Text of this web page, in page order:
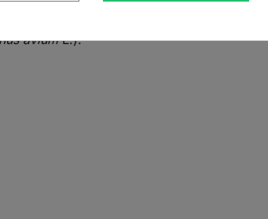
aviumL.).